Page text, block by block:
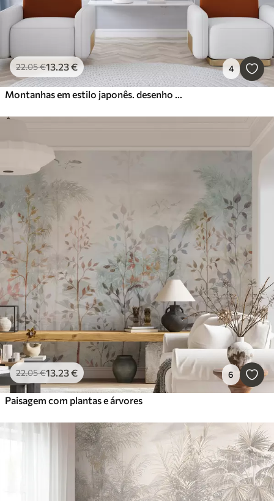
22.05€13.23€ 4
Montanhas em estilo japonês. desenho a tinta
22.05€13.23€ 6
Paisagem com plantas e árvores